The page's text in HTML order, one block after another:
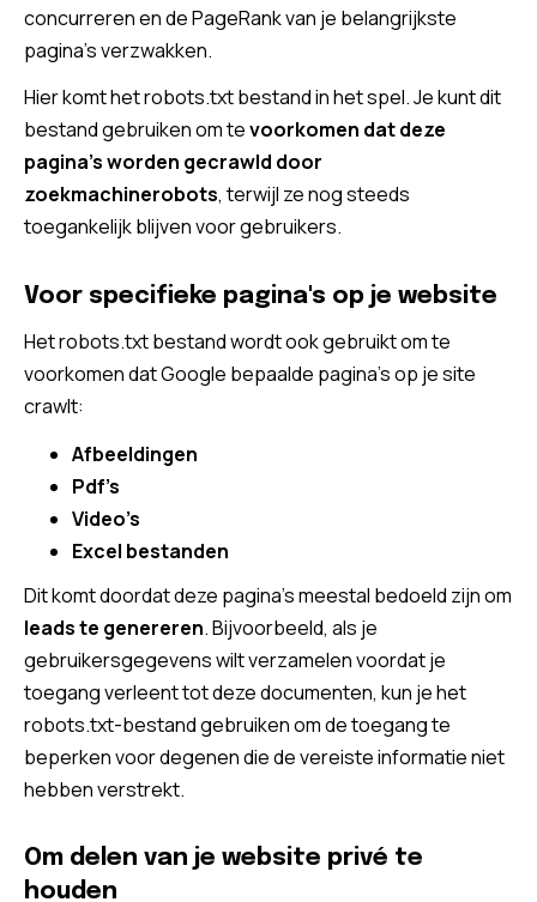
concurreren en de PageRank van je belangrijkste
pagina’s verzwakken.
Hier komt het robots.txt bestand in het spel. Je kunt dit
bestand gebruiken om tevoorkomen dat deze
pagina’s worden gecrawld door
zoekmachinerobots, terwijl ze nog steeds
toegankelijk blijven voor gebruikers.
Voor specifieke pagina's op je website
Het robots.txt bestand wordt ook gebruikt om te
voorkomen dat Google bepaalde pagina’s op je site
crawlt:
Afbeeldingen
Pdf’s
Video’s
Excel bestanden
Dit komt doordat deze pagina’s meestal bedoeld zijn om
leads te genereren. Bijvoorbeeld, als je
gebruikersgegevens wilt verzamelen voordat je
toegang verleent tot deze documenten, kun je het
robots.txt-bestand gebruiken om de toegang te
beperken voor degenen die de vereiste informatie niet
hebben verstrekt.
Om delen van je website privé te
houden